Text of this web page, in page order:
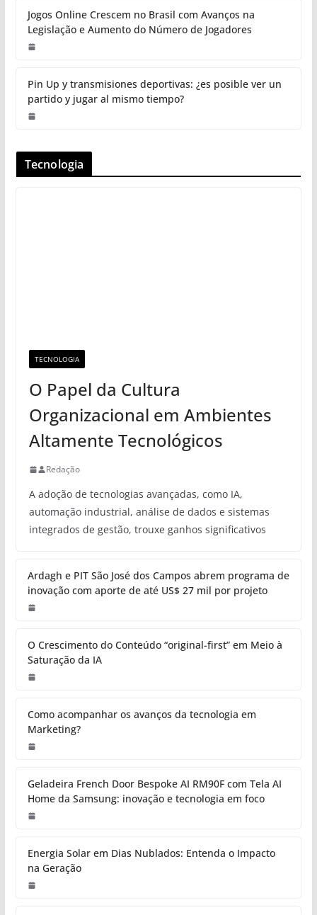
Jogos Online Crescem no Brasil com Avanços na
Legislação e Aumento do Número de Jogadores
Pin Up y transmisiones deportivas: ¿es posible ver un
partido y jugar al mismo tiempo?
Tecnologia
TECNOLOGIA
O Papel da Cultura
Organizacional em Ambientes
Altamente Tecnológicos
Redação
A adoção de tecnologias avançadas, como IA,
automação industrial, análise de dados e sistemas
integrados de gestão, trouxe ganhos significativos
Ardagh e PIT São José dos Campos abrem programa de
inovação com aporte de até US$ 27 mil por projeto
O Crescimento do Conteúdo “original-first” em Meio à
Saturação da IA
Como acompanhar os avanços da tecnologia em
Marketing?
Geladeira French Door Bespoke AI RM90F com Tela AI
Home da Samsung: inovação e tecnologia em foco
Energia Solar em Dias Nublados: Entenda o Impacto
na Geração